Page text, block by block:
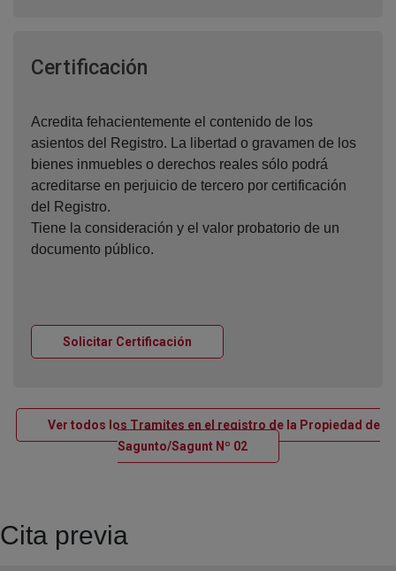
Certificación
Acredita fehacientemente el contenido de los
asientos del Registro. La libertad o gravamen de los
bienes inmuebles o derechos reales sólo podrá
acreditarse en perjuicio de tercero por certificación
del Registro.
Tiene la consideración y el valor probatorio de un
documento público.
Solicitar Certificación
Ver todos los Tramites en el registro de la Propiedad de
Sagunto/Sagunt Nº 02Ventana nueva
Cita previa